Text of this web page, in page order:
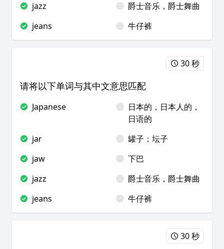
jazz
爵士音乐，爵士舞曲
jeans
牛仔裤
30 秒
请将以下单词与其中文意思匹配
Japanese
日本的，日本人的，
日语的
jar
罐子；坛子
jaw
下巴
jazz
爵士音乐，爵士舞曲
jeans
牛仔裤
30 秒